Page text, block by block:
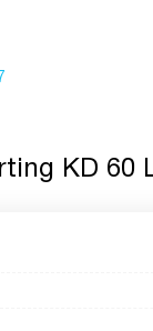
KD 60